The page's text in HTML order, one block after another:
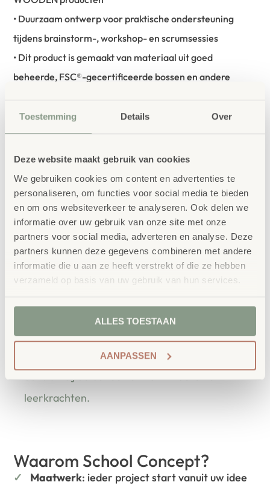
Toestemming Details Over
Deze website maakt gebruik van cookies
We gebruiken cookies om content en advertenties te
personaliseren, om functies voor social media te bieden
en om ons websiteverkeer te analyseren. Ook delen we
informatie over uw gebruik van onze site met onze
partners voor social media, adverteren en analyse. Deze
partners kunnen deze gegevens combineren met andere
informatie die u aan ze heeft verstrekt of die ze hebben
verzameld op basis van uw gebruik van hun services.
ALLES TOESTAAN
AANPASSEN
• Duurzaam ontwerp voor praktische ondersteuning
tijdens brainstorm-, workshop- en scrumsessies
• Dit product is gemaakt van materiaal uit goed
beheerde, FSC®-gecertificeerde bossen en andere
• Set van 2 WOODEN magnetische papierhaken
• Gemaakt van beukenhout (Fagus sylvatica) met een
beschermende lakafwerking
• Geschikt voor gebruik op Legamaster whiteboards
• Geschikt voor alle gangbare papierblokformaten
• Elk item is uniek in kleur en uitstraling doordat het van
natuurlijk hout is gemaakt
Vertrouwdbestellen bij School
Concept
School Concept is de specialist in
onderwijsmeubilair. Wij geloven dat een
leeromgeving inspireert wanneer deze
aansluit bij de behoeften van kinderen én
leerkrachten.
Waarom School Concept?
Maatwerk: ieder project start vanuit uw idee